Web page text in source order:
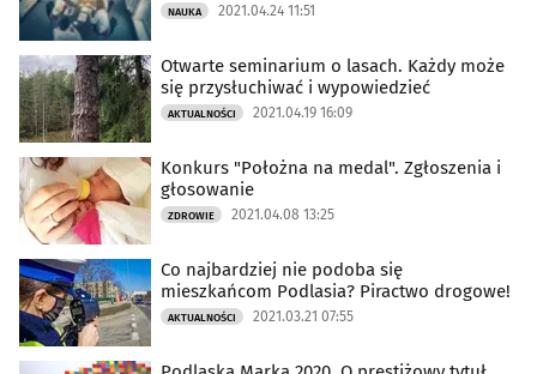
NAUKA 2021.04.24 11:51
Otwarte seminarium o lasach. Każdy może
się przysłuchiwać i wypowiedzieć
AKTUALNOŚCI 2021.04.19 16:09
Konkurs "Położna na medal". Zgłoszenia i
głosowanie
ZDROWIE 2021.04.08 13:25
Co najbardziej nie podoba się
mieszkańcom Podlasia? Piractwo drogowe!
AKTUALNOŚCI 2021.03.21 07:55